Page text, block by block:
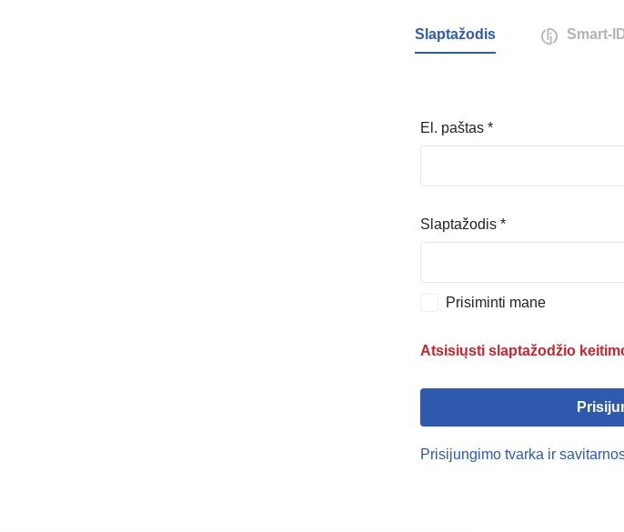
Slaptažodis Smart-
Šalis *
Asmens kodas *
Šalis *
Asmens kodas *
El. paštas *
Slaptažodis *
Prisiminti mane
Atsisiųsti slaptažodžio
Prisijungimo tvarka ir